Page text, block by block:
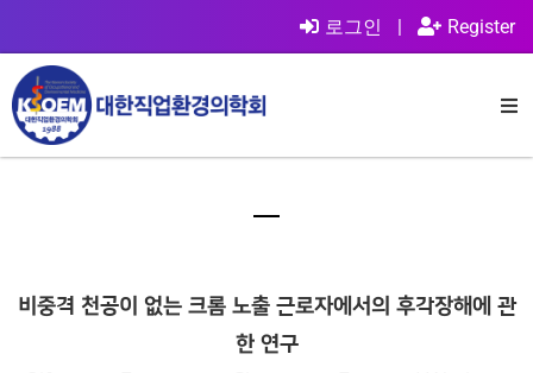
로그인 | Register
비중격 천공이 없는 크롬 노출 근로자에서의 후각장해에 관
한 연구